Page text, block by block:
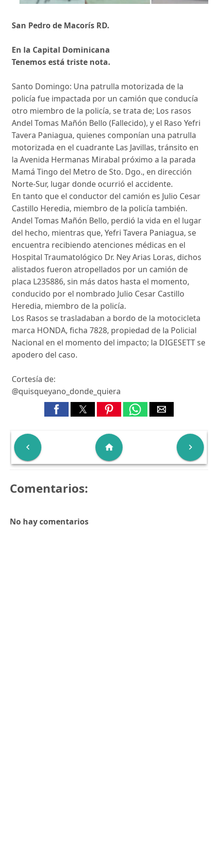
San Pedro de Macorís RD.
En la Capital Dominicana
Tenemos está triste nota.
Santo Domingo: Una patrulla motorizada de la
policía fue impactada por un camión que conducía
otro miembro de la policía, se trata de; Los rasos
Andel Tomas Mañón Bello (Fallecido), y el Raso Yefri
Tavera Paniagua, quienes componían una patrulla
motorizada en el cuadrante Las Javillas, tránsito en
la Avenida Hermanas Mirabal próximo a la parada
Mamá Tingo del Metro de Sto. Dgo., en dirección
Norte-Sur, lugar donde ocurrió el accidente.
En tanto que el conductor del camión es Julio Cesar
Castillo Heredia, miembro de la policía también.
Andel Tomas Mañón Bello, perdió la vida en el lugar
del hecho, mientras que, Yefri Tavera Paniagua, se
encuentra recibiendo atenciones médicas en el
Hospital Traumatológico Dr. Ney Arias Loras, dichos
alistados fueron atropellados por un camión de
placa L235886, sin más datos hasta el momento,
conducido por el nombrado Julio Cesar Castillo
Heredia, miembro de la policía.
Los Rasos se trasladaban a bordo de la motocicleta
marca HONDA, ficha 7828, propiedad de la Policial
Nacional en el momento del impacto; la DIGESETT se
apodero del caso.
Cortesía de:
@quisqueyano_donde_quiera
 
home
Comentarios:
No hay comentarios